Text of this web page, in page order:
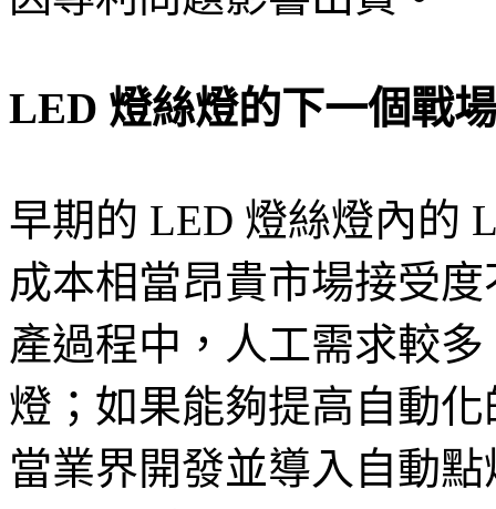
LED 燈絲燈的下一個戰
早期的 LED 燈絲燈內的
成本相當昂貴市場接受
產過程中，人工需求較
燈；如果能夠提高自動
當業界開發並導入自動